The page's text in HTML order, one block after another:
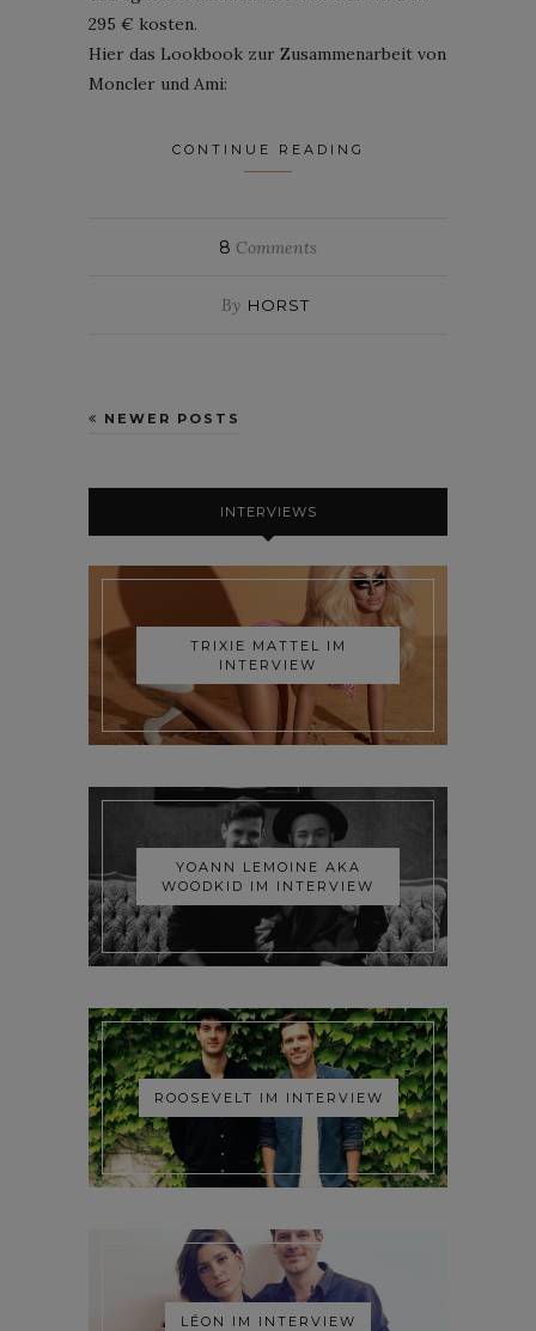
295 € kosten.
Hier das Lookbook zur Zusammenarbeit von
Moncler und Ami:
CONTINUE READING
8 Comments
By HORST
NEWER POSTS
INTERVIEWS
TRIXIE MATTEL IM
INTERVIEW
YOANN LEMOINE AKA
WOODKID IM INTERVIEW
ROOSEVELT IM INTERVIEW
LÉON IM INTERVIEW